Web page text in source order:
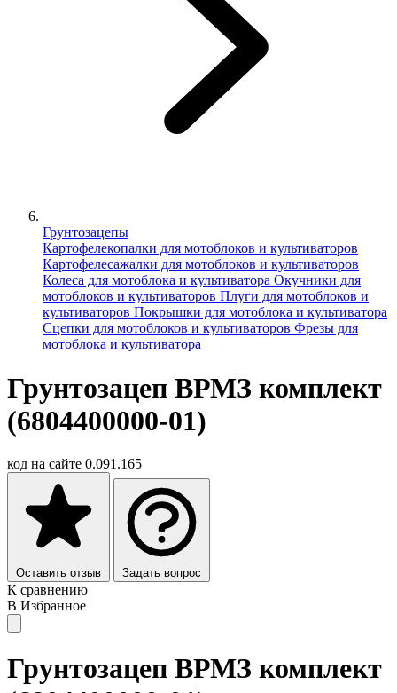
Грунтозацепы
Картофелекопалки для мотоблоков и культиваторов
Картофелесажалки для мотоблоков и культиваторов
Колеса для мотоблока и культиватора Окучники для
мотоблоков и культиваторов Плуги для мотоблоков и
культиваторов Покрышки для мотоблока и культиватора
Сцепки для мотоблоков и культиваторов Фрезы для
мотоблока и культиватора
Грунтозацеп ВРМЗ комплект
(6804400000-01)
код на сайте 0.091.165
Оставить отзыв Задать вопрос
К сравнению
В Избранное
Грунтозацеп ВРМЗ комплект